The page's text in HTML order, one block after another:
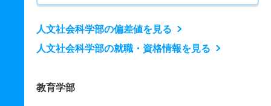
人文社会科学部の偏差値を見る
人文社会科学部の就職・資格情報を見る
教育学部